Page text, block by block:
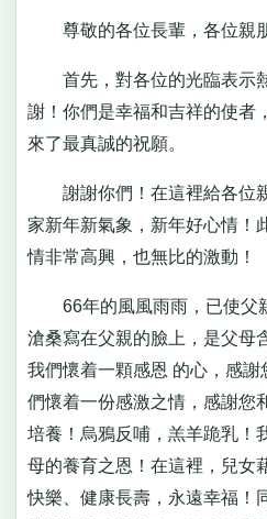
尊敬的各位長輩，各位親朋
首先，對各位的光臨表示
謝！你們是幸福和吉祥的使者
來了最真誠的祝願。
謝謝你們！在這裡給各位
家新年新氣象，新年好心情！
情非常高興，也無比的激動！
66年的風風雨雨，已使父
滄桑寫在父親的臉上，是父母
我們懷着一顆感恩 的心，感
們懷着一份感激之情，感謝您
培養！烏鴉反哺，羔羊跪乳！
母的養育之恩！在這裡，兒女
快樂、健康長壽，永遠幸福！